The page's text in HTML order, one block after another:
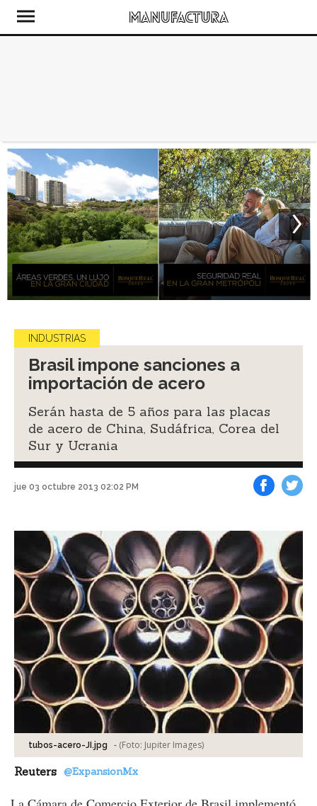
INDUSTRIAS
Brasil impone sanciones a
importación de acero
Serán hasta de 5 años para las placas
de acero de China, Sudáfrica, Corea del
Sur y Ucrania
jue 03 octubre 2013 02:02 PM
tubos-acero-JI.jpg - (Foto: Jupiter Images)
Reuters @ExpansionMx